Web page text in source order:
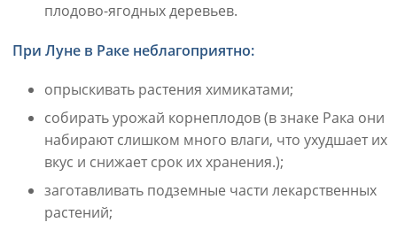
плодово-ягодных деревьев.
При Луне в Раке неблагоприятно:
опрыскивать растения химикатами;
собирать урожай корнеплодов (в знаке Рака они
набирают слишком много влаги, что ухудшает их
вкус и снижает срок их хранения.);
заготавливать подземные части лекарственных
растений;